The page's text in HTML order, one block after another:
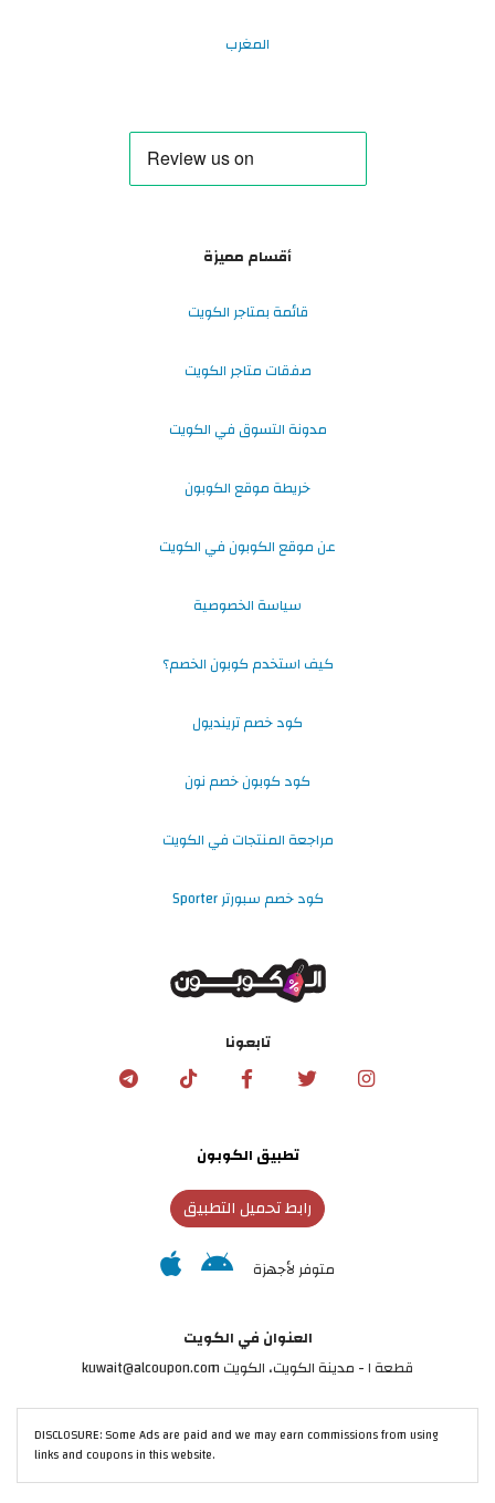
المغرب
أقسام مميزة
قائمة بمتاجر الكويت
صفقات متاجر الكويت
مدونة التسوق في الكويت
خريطة موقع الكوبون
عن موقع الكوبون في الكويت
سياسة الخصوصية
كيف استخدم كوبون الخصم؟
كود خصم ترينديول
كود كوبون خصم نون
مراجعة المنتجات في الكويت
كود خصم سبورتر Sporter
تابعونا
تطبيق الكوبون
رابط تحميل التطبيق
متوفر لأجهزة
العنوان في الكويت
قطعة ١ - مدينة الكويت، الكويت kuwait@alcoupon.com
DISCLOSURE: Some Ads are paid and we may earn commissions from using
links and coupons in this website.